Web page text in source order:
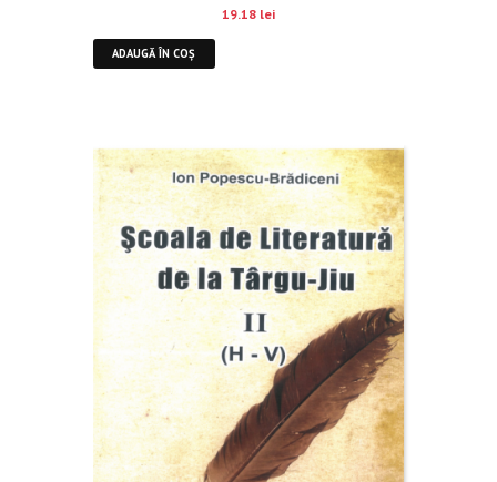
19.18 lei
ADAUGĂ ÎN COȘ